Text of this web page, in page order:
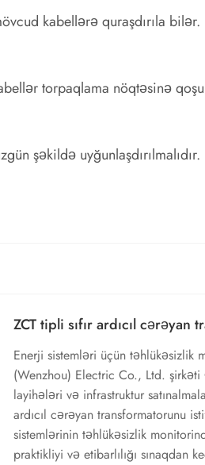
kabellərə quraşdırıla bilər.
torpaqlama nöqtəsinə
şəkildə uyğunlaşdırılmalıdır.
ZCT tipli sıfır ardıcıl cərəyan
Enerji sistemləri üçün təhlükəsizlik
(Wenzhou) Electric Co., Ltd. şirkəti
layihələri və infrastruktur
ardıcıl cərəyan transformatorunu
sistemlərinin təhlükəsizlik
praktikliyi və etibarlılığı sınaqdan